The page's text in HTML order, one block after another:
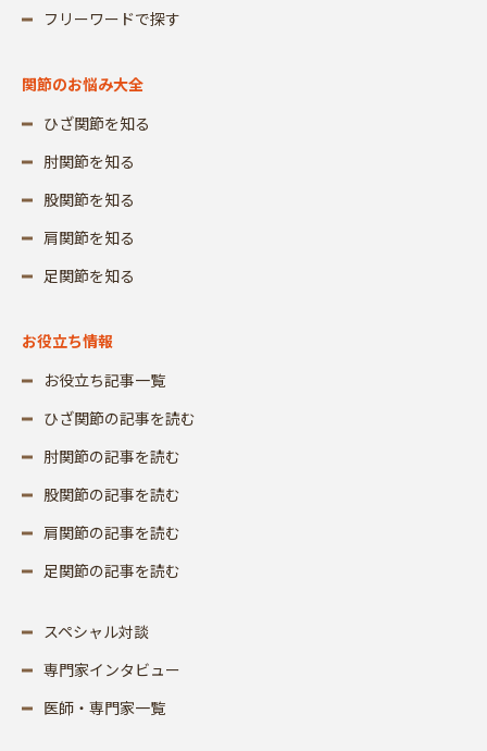
フリーワードで探す
関節のお悩み大全
ひざ関節を知る
肘関節を知る
股関節を知る
肩関節を知る
足関節を知る
お役立ち情報
お役立ち記事一覧
ひざ関節の記事を読む
肘関節の記事を読む
股関節の記事を読む
肩関節の記事を読む
足関節の記事を読む
スペシャル対談
専門家インタビュー
医師・専門家一覧